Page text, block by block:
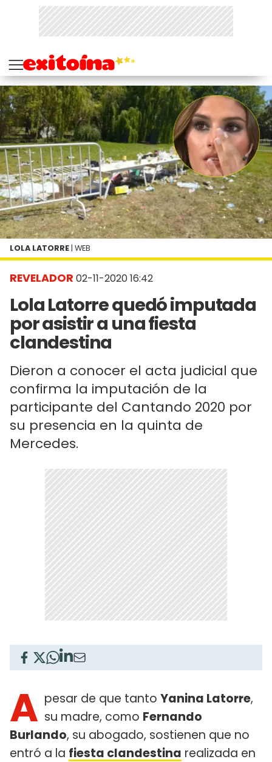
REVELADOR 02-11-2020 16:42
Lola Latorre quedó imputada
por asistir a una fiesta
clandestina
Dieron a conocer el acta judicial que
confirma la imputación de la
participante del Cantando 2020 por
su presencia en la quinta de
Mercedes.
LOLA LATORRE | WEB
A pesar de que tanto Yanina Latorre,
su madre, como Fernando
Burlando, su abogado, sostienen que no
entró a la fiesta clandestina realizada en